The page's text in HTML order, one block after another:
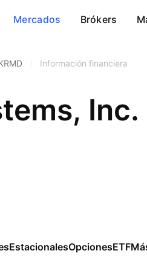
Mercados Brókers
Información financiera
Inc.
EstacionalesOpcionesETF